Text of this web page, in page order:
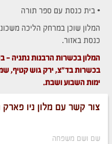
• בית כנסת עם ספר תורה
המלון שוכן במרחק הליכה
כנסת באזור.
המלון בכשרות הרבנות נתניה
בכשרות בד"צ, ירק גוש קטיף,
ימות השבוע ושבת.
צור קשר עם מלון ניו פארק